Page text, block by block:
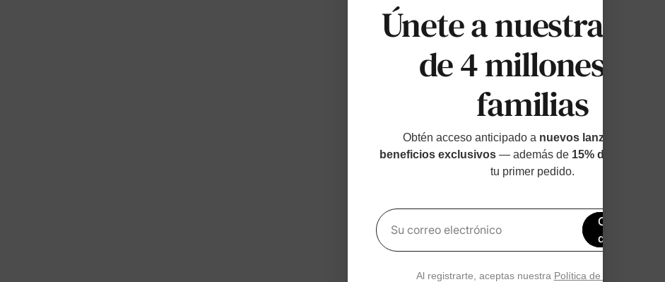
Únete a nuestras más
de 4 millones de
familias
Obtén acceso anticipado a nuevos lanzamientos y
beneficios exclusivos— además de 15% de descuento
tu primer pedido.
Su correo electrónico
Obtén un 15%
de descuento
Al registrarte, aceptas nuestra Política de privacidad